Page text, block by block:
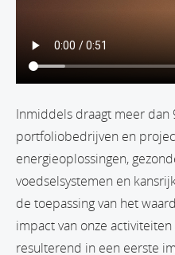
Inmiddels draagt meer dan
portfoliobedrijven en
energieoplossingen,
voedselsystemen en
de toepassing van het
impact van onze
resulterend in een eerste